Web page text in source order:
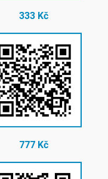
333 Kč
777 Kč